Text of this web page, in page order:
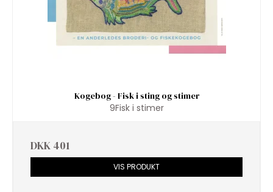
Kogebog - Fisk i sting og stimer
9Fisk i stimer
DKK 401
VIS PRODUKT